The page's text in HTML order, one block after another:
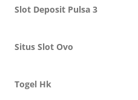
Slot Deposit Pulsa 3
Situs Slot Ovo
Togel Hk